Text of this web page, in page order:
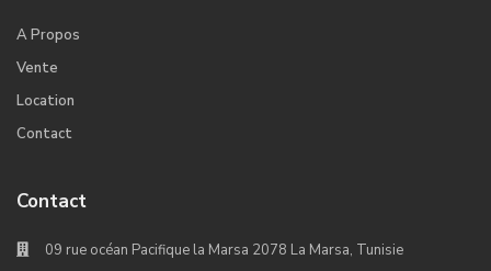
A Propos
Vente
Location
Contact
Contact
09 rue océan Pacifique la Marsa 2078 La Marsa, Tunisie